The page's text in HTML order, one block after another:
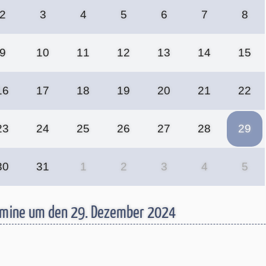
3 4 5 6 7 8
10 11 12 13 14 15
17 18 19 20 21 22
24 25 26 27 28 29
31 1 2 3 4 5
um den 29. Dezember 2024